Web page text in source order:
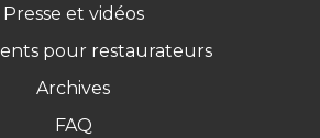
Presse et vidéos
pour restaurateurs
Archives
FAQ